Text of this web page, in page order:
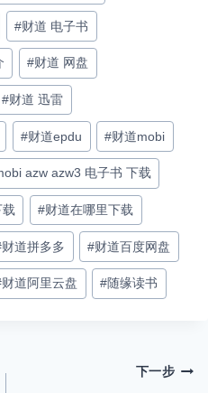
#财道 电子书
#财道 网盘
#财道 迅雷
#财道epdu #财道mobi
azw azw3 电子书 下载
载 #财道在哪里下载
财道拼多多 #财道百度网盘
财道阿里云盘 #随缘读书
下一步